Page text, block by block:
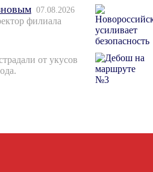
07.08.2026
филиала
от укусов